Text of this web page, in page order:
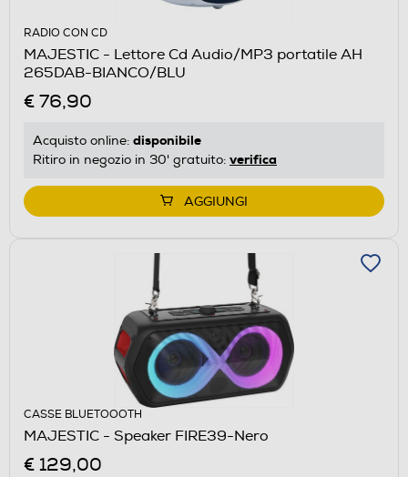
RADIO CON CD
MAJESTIC - Lettore Cd Audio/MP3 portatile AH
265DAB-BIANCO/BLU
€ 76,90
Acquisto online: disponibile
Ritiro in negozio in 30' gratuito: verifica
AGGIUNGI
CASSE BLUETOOOTH
MAJESTIC - Speaker FIRE39-Nero
€ 129,00